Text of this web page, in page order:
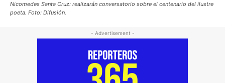
Nicomedes Santa Cruz: realizarán conversatorio sobre el centenario del ilustre
poeta. Foto: Difusión.
- Advertisement -